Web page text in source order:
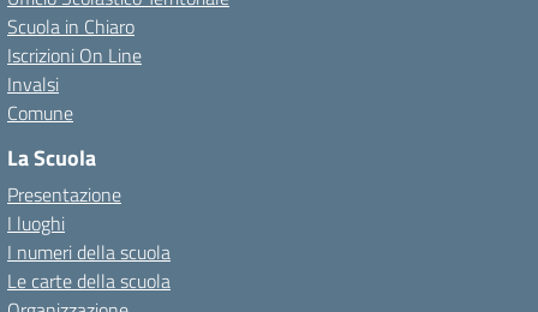
Scuola in Chiaro
Iscrizioni On Line
Invalsi
Comune
La Scuola
Presentazione
I luoghi
I numeri della scuola
Le carte della scuola